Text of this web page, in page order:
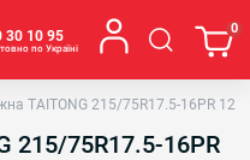
30 10 95
по Україні
0
TAITONG 215/75R17.5-16PR
215/75R17.5-16PR